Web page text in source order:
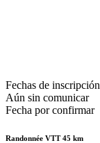
Fechas de inscripción
Aún sin comunicar
Fecha por confirmar
Randonnée VTT 45 km